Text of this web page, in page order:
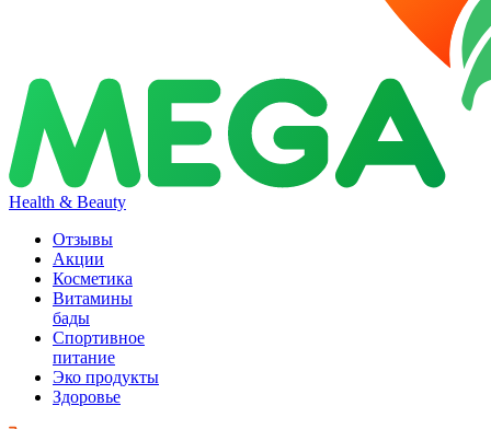
Health & Beauty
Отзывы
Акции
Косметика
Витамины
бады
Спортивное
питание
Эко продукты
Здоровье